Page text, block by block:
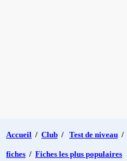
Accueil / Club / Test de niveau /
fiches / Fiches les plus populaires